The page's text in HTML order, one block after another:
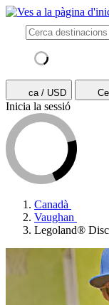
ca / USD
Inicia la sessió
Canadà
Vaughan
Legoland®